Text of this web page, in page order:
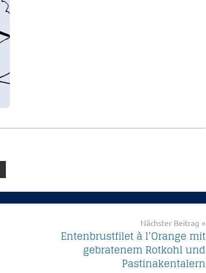
Nächster Beitrag
Entenbrustfilet à l’Orange mit
gebratenem Rotkohl und
Pastinakentalern